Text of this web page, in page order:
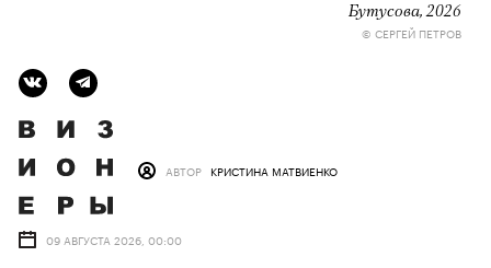
Бутусова, 2026
© СЕРГЕЙ ПЕТРОВ
АВТОР КРИСТИНА МАТВИЕНКО
09 АВГУСТА 2026, 00:00